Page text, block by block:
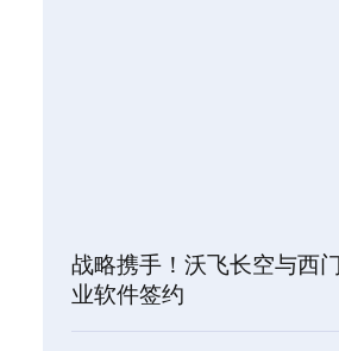
战略携手！沃飞长空与西
业软件签约